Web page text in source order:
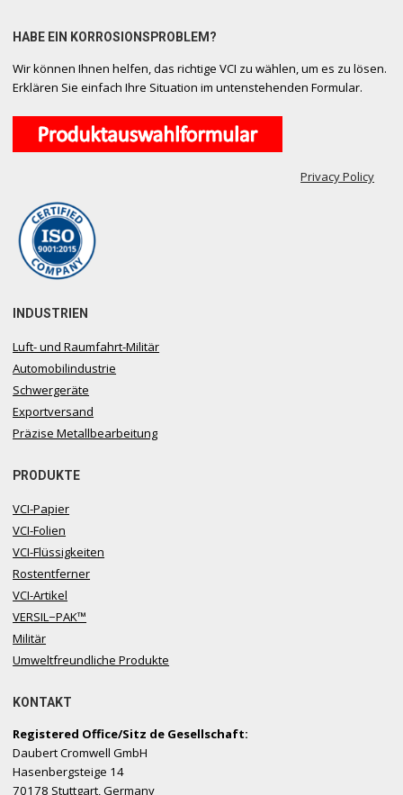
HABE EIN KORROSIONSPROBLEM?
Wir können Ihnen helfen, das richtige VCI zu wählen, um es zu lösen.
Erklären Sie einfach Ihre Situation im untenstehenden Formular.
Privacy Policy
INDUSTRIEN
Luft- und Raumfahrt-Militär
Automobilindustrie
Schwergeräte
Exportversand
Präzise Metallbearbeitung
PRODUKTE
VCI-Papier
VCI-Folien
VCI-Flüssigkeiten
Rostentferner
VCI-Artikel
VERSIL−PAK™
Militär
Umweltfreundliche Produkte
KONTAKT
Registered Office/Sitz de Gesellschaft:
Daubert Cromwell GmbH
Hasenbergsteige 14
70178 Stuttgart, Germany